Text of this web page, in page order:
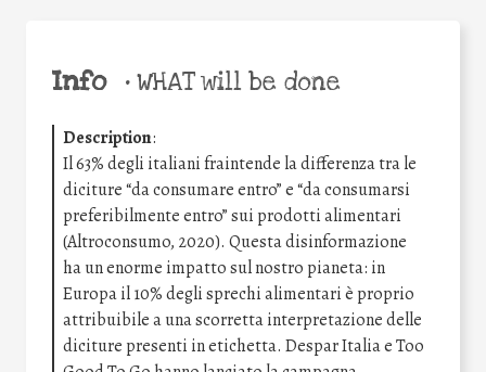
Info •WHAT will be done
Description:
Il 63% degli italiani fraintende la differenza tra le
diciture “da consumare entro” e “da consumarsi
preferibilmente entro” sui prodotti alimentari
(Altroconsumo, 2020). Questa disinformazione
ha un enorme impatto sul nostro pianeta: in
Europa il 10% degli sprechi alimentari è proprio
attribuibile a una scorretta interpretazione delle
diciture presenti in etichetta. Despar Italia e Too